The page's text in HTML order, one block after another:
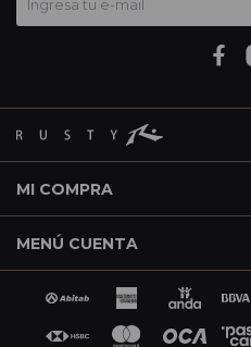
MI COMPRA
MENÚ CUENTA